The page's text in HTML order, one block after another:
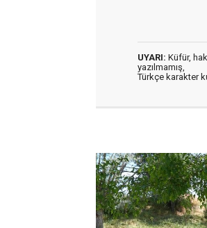
UYARI: Küfür,
yazılmamış,
Türkçe karakter